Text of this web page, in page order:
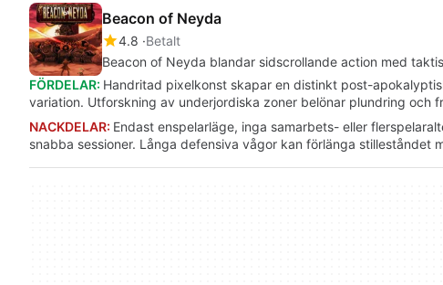
Beacon of Neyda
4.8 Betalt
Beacon of Neyda blandar sidscrollande action med
FÖRDELAR: Handritad pixelkonst skapar en distinkt post-
variation. Utforskning av underjordiska zoner belönar plundring
NACKDELAR: Endast enspelarläge, inga samarbets- eller
snabba sessioner. Långa defensiva vågor kan förlänga stilleståndet